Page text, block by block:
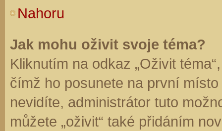
Nahoru
Jak mohu oživit svoje téma?
Kliknutím na odkaz „Oživit
čímž ho posunete na první
nevidíte, administrátor tuto
můžete „oživit“ také přidáním